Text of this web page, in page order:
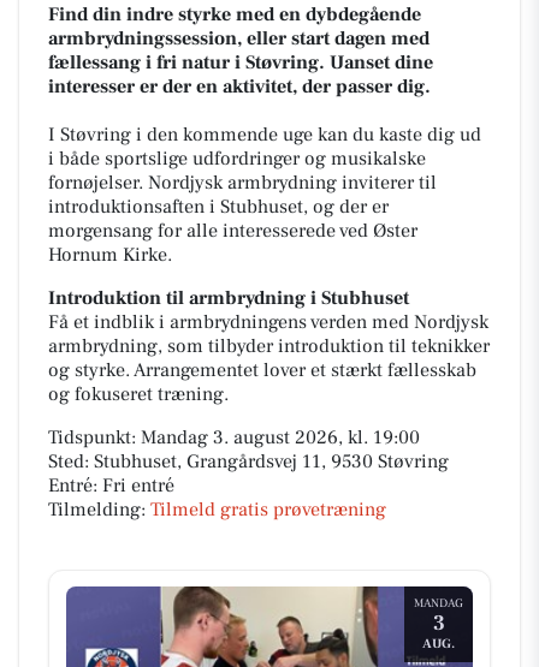
Find din indre styrke med en dybdegående
armbrydningssession, eller start dagen med
fællessang i fri natur i Støvring. Uanset dine
interesser er der en aktivitet, der passer dig.
I Støvring i den kommende uge kan du kaste dig ud
i både sportslige udfordringer og musikalske
fornøjelser. Nordjysk armbrydning inviterer til
introduktionsaften i Stubhuset, og der er
morgensang for alle interesserede ved Øster
Hornum Kirke.
Introduktion til armbrydning i Stubhuset
Få et indblik i armbrydningens verden med Nordjysk
armbrydning, som tilbyder introduktion til teknikker
og styrke. Arrangementet lover et stærkt fællesskab
og fokuseret træning.
Tidspunkt: Mandag 3. august 2026, kl. 19:00
Sted: Stubhuset, Grangårdsvej 11, 9530 Støvring
Entré: Fri entré
Tilmelding: Tilmeld gratis prøvetræning
MANDAG
3
AUG.